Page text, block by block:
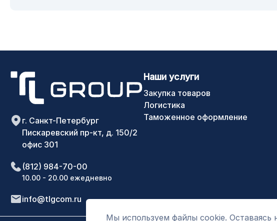
Мы используем файлы cookie. Оставаясь
г. Санкт-Петербург
Пискаревский пр-кт, д. 150/2
офис 301
(812) 984-70-00
10.00 - 20.00 ежедневно
info@tlgcom.ru
Закупка товаров
Наши услуги
Логистика
Таможенное оформление